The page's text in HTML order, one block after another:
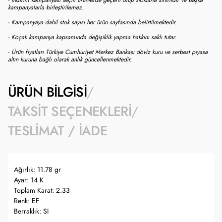
kampanyalarla birleştirilemez.
- Kampanyaya dahil stok sayısı her ürün sayfasında belirtilmektedir.
- Koçak kampanya kapsamında değişiklik yapma hakkını saklı tutar.
- Ürün fiyatları Türkiye Cumhuriyet Merkez Bankası döviz kuru ve serbest piyasa
altın kuruna bağlı olarak anlık güncellenmektedir.
ÜRÜN BILGISI
TAKSIT SEÇENEKLERI
TESLIMAT / İADE
Ağırlık: 11.78 gr
Ayar: 14 K
Toplam Karat: 2.33
Renk: EF
Berraklık: SI